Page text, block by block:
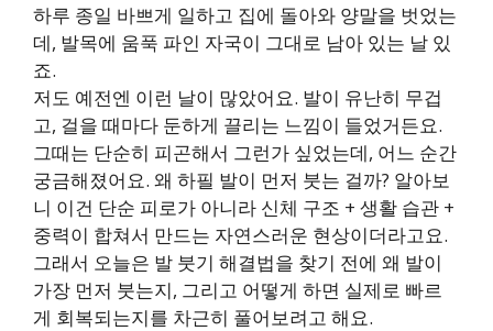
하루 종일 바쁘게 일하고 집에 돌아와 양말을 벗었는
데, 발목에 움푹 파인 자국이 그대로 남아 있는 날 있
죠.
저도 예전엔 이런 날이 많았어요. 발이 유난히 무겁
고, 걸을 때마다 둔하게 끌리는 느낌이 들었거든요.
그때는 단순히 피곤해서 그런가 싶었는데, 어느 순간
궁금해졌어요. 왜 하필 발이 먼저 붓는 걸까? 알아보
니 이건 단순 피로가 아니라 신체 구조 + 생활 습관 +
중력이 합쳐서 만드는 자연스러운 현상이더라고요.
그래서 오늘은 발 붓기 해결법을 찾기 전에 왜 발이
가장 먼저 붓는지, 그리고 어떻게 하면 실제로 빠르
게 회복되는지를 차근히 풀어보려고 해요.